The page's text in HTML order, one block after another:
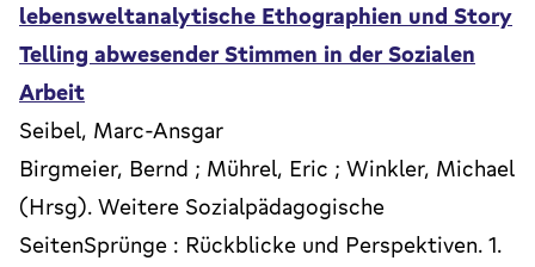
lebensweltanalytische Ethographien und Story
Telling abwesender Stimmen in der Sozialen
Arbeit
Seibel, Marc-Ansgar
Birgmeier, Bernd ; Mührel, Eric ; Winkler, Michael
(Hrsg). Weitere Sozialpädagogische
SeitenSprünge : Rückblicke und Perspektiven. 1.